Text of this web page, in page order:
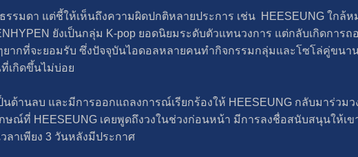
รรมดา แต่ชี้ให้เห็นถึงความผิดปกติหลายประการ เช่น HEESEUNG ใกล้
ยังเป็นกลุ่ม K-pop ยอดนิยมระดับตัวแทนวงการ แต่กลับเกิดกา
กที่จะยอมรับ ซึ่งปัจจุบันไอดอลหลายคนทำกิจกรรมกลุ่มและโซโล่คู่ขนาน
เกิดขึ้นไม่บ่อย
ด้านลบ และมีการออกแถลงการณ์เรียกร้องให้ HEESEUNG กลับมาร่วม
ณ์ที่ HEESEUNG เคยพูดถึงวงในช่วงก่อนหน้า มีการลงชื่อสนับสนุนให้เ
ลาเพียง 3 วันหลังมีประกาศ